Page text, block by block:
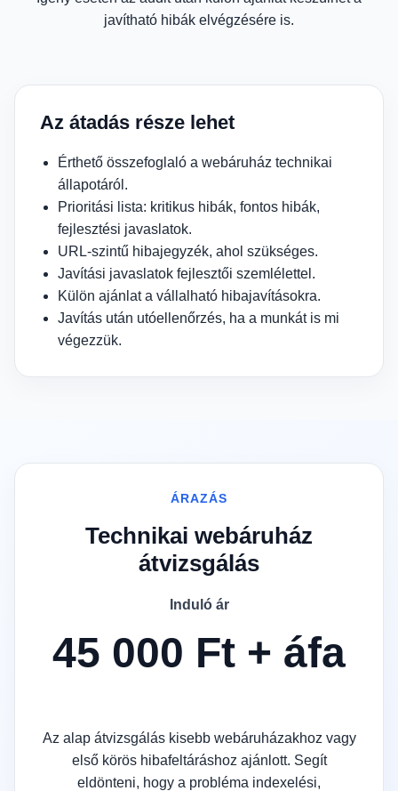
javítható hibák elvégzésére is.
Az átadás része lehet
Érthető összefoglaló a webáruház technikai
állapotáról.
Prioritási lista: kritikus hibák, fontos hibák,
fejlesztési javaslatok.
URL-szintű hibajegyzék, ahol szükséges.
Javítási javaslatok fejlesztői szemlélettel.
Külön ajánlat a vállalható hibajavításokra.
Javítás után utóellenőrzés, ha a munkát is mi
végezzük.
ÁRAZÁS
Technikai webáruház
átvizsgálás
Induló ár
45 000 Ft + áfa
Az alap átvizsgálás kisebb webáruházakhoz vagy
első körös hibafeltáráshoz ajánlott. Segít
eldönteni, hogy a probléma indexelési,